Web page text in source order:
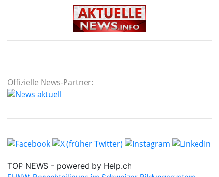
Offizielle News-Partner: